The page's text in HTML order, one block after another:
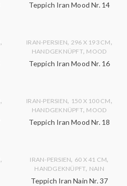
Teppich Iran Mood Nr. 14
, IRAN-PERSIEN, 296 X 193 CM,
HANDGEKNÜPFT, MOOD
Teppich Iran Mood Nr. 16
, IRAN-PERSIEN, 150 X 100 CM,
HANDGEKNÜPFT, MOOD
Teppich Iran Mood Nr. 18
, IRAN-PERSIEN, 60 X 41 CM,
HANDGEKNÜPFT, NAIN
Teppich Iran Nain Nr. 37